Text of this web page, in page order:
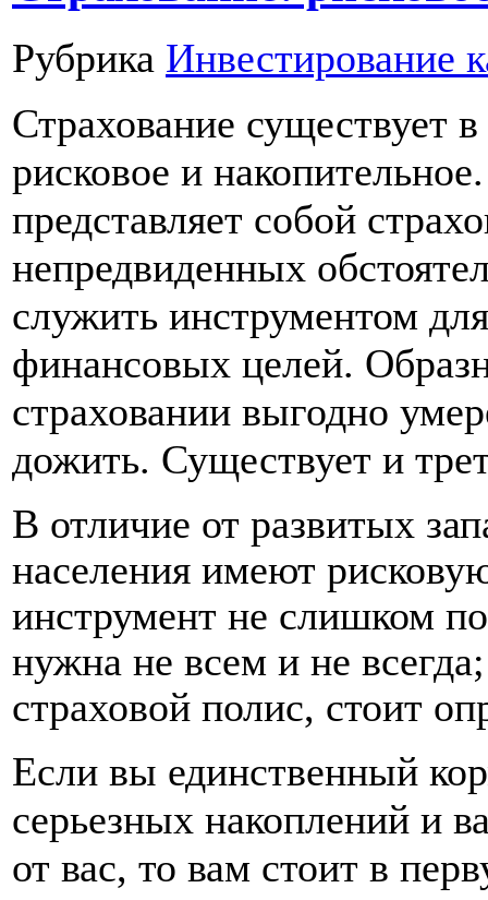
Рубрика Инвестирование
Страхование существует
рисковое и
представляет собой
непредвиденных
служить инструментом
финансовых целей.
страховании выгодно
дожить. Существует и
В отличие от развитых
населения имеют
инструмент не слишком
нужна не всем и не
страховой полис, стоит
Если вы единственный
серьезных накоплений и
от вас, то вам стоит в